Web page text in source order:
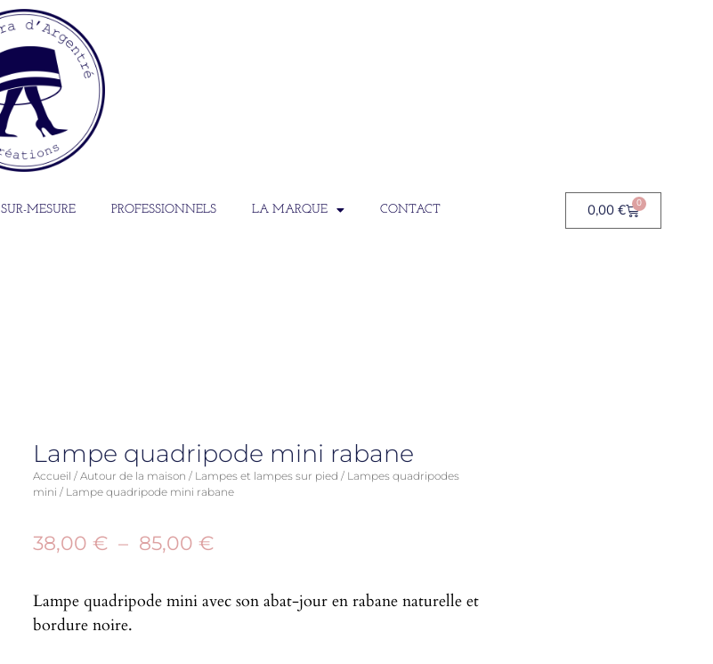
SUR-MESURE PROFESSIONNELS LA MARQUE CONTACT 0,00 € 0
Lampe quadripode mini rabane
Accueil / Autour de la maison / Lampes et lampes sur pied / Lampes quadripodes
mini / Lampe quadripode mini rabane
38,00 € – 85,00 €
Lampe quadripode mini avec son abat-jour en rabane naturelle et
bordure noire.